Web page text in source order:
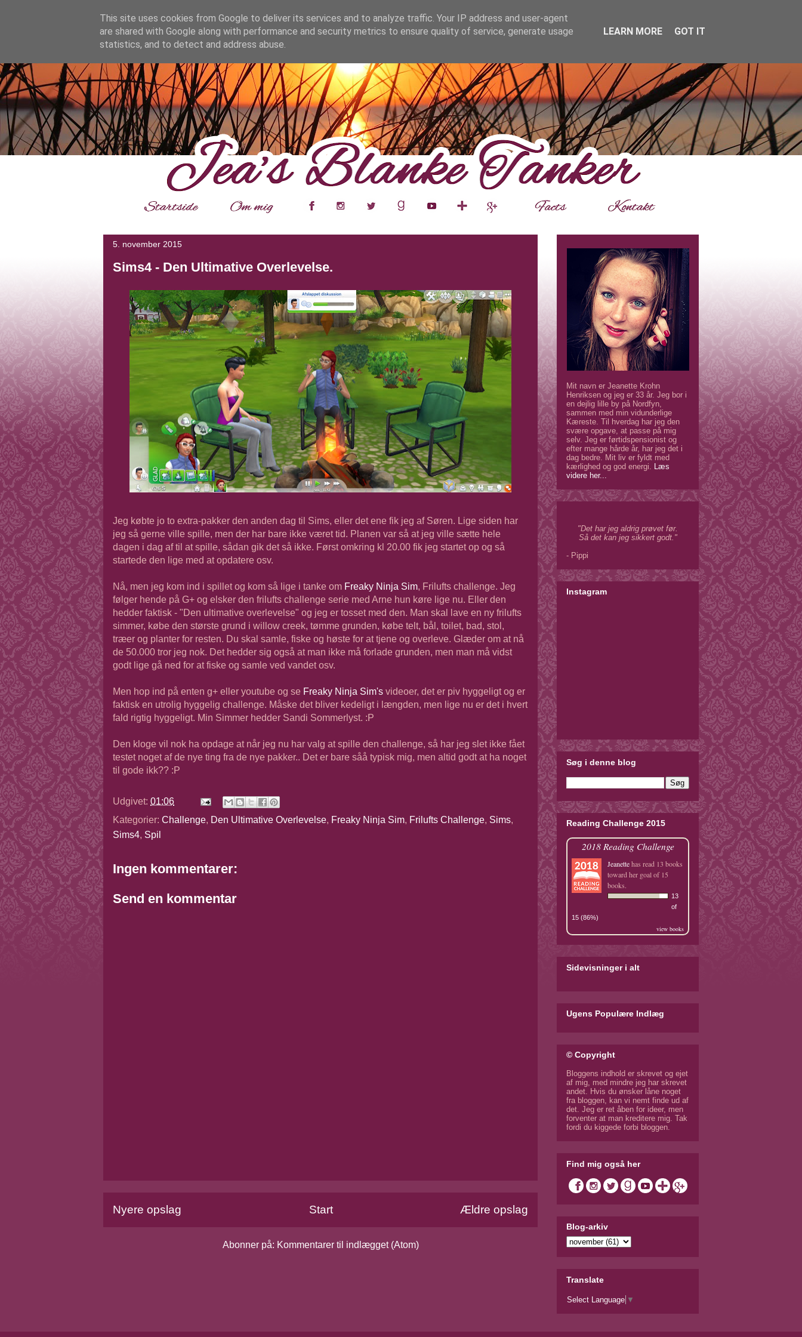
5. november 2015
Sims4 - Den Ultimative Overlevelse.
Jeg købte jo to extra-pakker den anden dag til Sims, eller det ene fik jeg af Søren. Lige siden har
jeg så gerne ville spille, men der har bare ikke været tid. Planen var så at jeg ville sætte hele
dagen i dag af til at spille, sådan gik det så ikke. Først omkring kl 20.00 fik jeg startet op og så
startede den lige med at opdatere osv.
Nå, men jeg kom ind i spillet og kom så lige i tanke om Freaky Ninja Sim, Frilufts challenge. Jeg
følger hende på G+ og elsker den frilufts challenge serie med Arne hun køre lige nu. Eller den
hedder faktisk - "Den ultimative overlevelse" og jeg er tosset med den. Man skal lave en ny frilufts
simmer, købe den største grund i willow creek, tømme grunden, købe telt, bål, toilet, bad, stol,
træer og planter for resten. Du skal samle, fiske og høste for at tjene og overleve. Glæder om at nå
de 50.000 tror jeg nok. Det hedder sig også at man ikke må forlade grunden, men man må vidst
godt lige gå ned for at fiske og samle ved vandet osv.
Men hop ind på enten g+ eller youtube og se Freaky Ninja Sim's videoer, det er piv hyggeligt og er
faktisk en utrolig hyggelig challenge. Måske det bliver kedeligt i længden, men lige nu er det i hvert
fald rigtig hyggeligt. Min Simmer hedder Sandi Sommerlyst. :P
Den kloge vil nok ha opdage at når jeg nu har valg at spille den challenge, så har jeg slet ikke fået
testet noget af de nye ting fra de nye pakker.. Det er bare såå typisk mig, men altid godt at ha noget
til gode ikk?? :P
Udgivet: 01:06
Kategorier: Challenge, Den Ultimative Overlevelse, Freaky Ninja Sim, Frilufts Challenge, Sims,
Sims4, Spil
Ingen kommentarer:
Send en kommentar
Nyere opslag Ældre opslag
Start
Abonner på: Kommentarer til indlægget (Atom)
Mit navn er Jeanette Krohn
Henriksen og jeg er 33 år. Jeg bor i
en dejlig lille by på Nordfyn,
sammen med min vidunderlige
Kæreste. Til hverdag har jeg den
svære opgave, at passe på mig
selv. Jeg er førtidspensionist og
efter mange hårde år, har jeg det i
dag bedre. Mit liv er fyldt med
kærlighed og god energi. Læs
videre her...
"Det har jeg aldrig prøvet før.
Så det kan jeg sikkert godt."
- Pippi
Instagram
Søg i denne blog
Reading Challenge 2015
2018 Reading Challenge
Jeanettehas read 13 books
toward her goal of 15
books.
13
of
15 (86%)
view books
Sidevisninger i alt
Ugens Populære Indlæg
© Copyright
Bloggens indhold er skrevet og ejet
af mig, med mindre jeg har skrevet
andet. Hvis du ønsker låne noget
fra bloggen, kan vi nemt finde ud af
det. Jeg er ret åben for ideer, men
forventer at man kreditere mig. Tak
fordi du kiggede forbi bloggen.
Find mig også her
Blog-arkiv
Translate
Select Language ▼
This site uses cookies from Google to deliver its services and to analyze traffic. Your IP address and user-agent
are shared with Google along with performance and security metrics to ensure quality of service, generate usage
statistics, and to detect and address abuse.
LEARN MORE GOT IT